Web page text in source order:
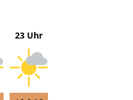
23 Uhr